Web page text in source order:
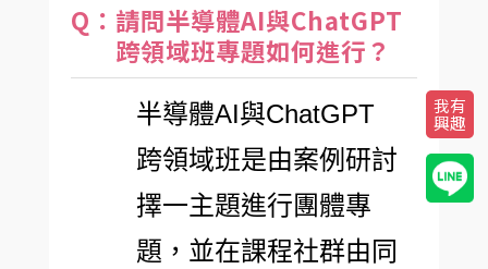
Q：請問半導體AI與ChatGPT
跨領域班專題如何進行？
半導體AI與ChatGPT
跨領域班是由案例研討
擇一主題進行團體專
題，並在課程社群由同
我有
興趣